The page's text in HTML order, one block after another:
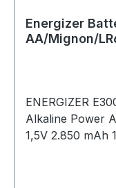
Energizer
AA/Mignon/
ENERGIZER
Alkaline Power
1,5V 2.850 mAh